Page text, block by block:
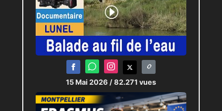
15 Mai 2026 / 82.271 vues